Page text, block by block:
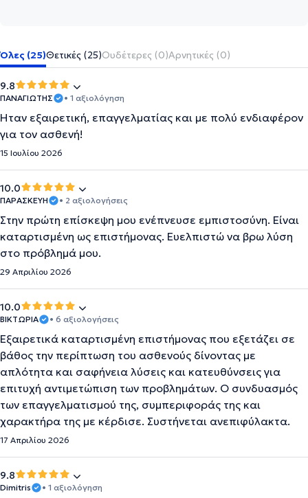
Όλες (25)Θετικές (25)Ουδέτερες (0)Αρνητικές (0)
9.8
ΠΑΝΑΓΙΩΤΗΣ • 1 αξιολόγηση
Ήταν εξαιρετική, επαγγελματίας και με πολύ ενδιαφέρον
για τον ασθενή!
15 Ιουλίου 2026
10.0
ΠΑΡΑΣΚΕΥΗ • 2 αξιολογήσεις
Στην πρώτη επίσκεψη μου ενέπνευσε εμπιστοσύνη. Είναι
καταρτισμένη ως επιστήμονας. Ευελπιστώ να βρω λύση
στο πρόβλημά μου.
29 Απριλίου 2026
10.0
ΒΙΚΤΩΡΙΑ • 6 αξιολογήσεις
Εξαιρετικά καταρτισμένη επιστήμονας που εξετάζει σε
βάθος την περίπτωση του ασθενούς δίνοντας με
απλότητα και σαφήνεια λύσεις και κατευθύνσεις για
επιτυχή αντιμετώπιση των προβλημάτων. Ο συνδυασμός
των επαγγελματισμού της, συμπεριφοράς της και
χαρακτήρα της με κέρδισε. Συστήνεται ανεπιφύλακτα.
17 Απριλίου 2026
9.8
Dimitris • 1 αξιολόγηση